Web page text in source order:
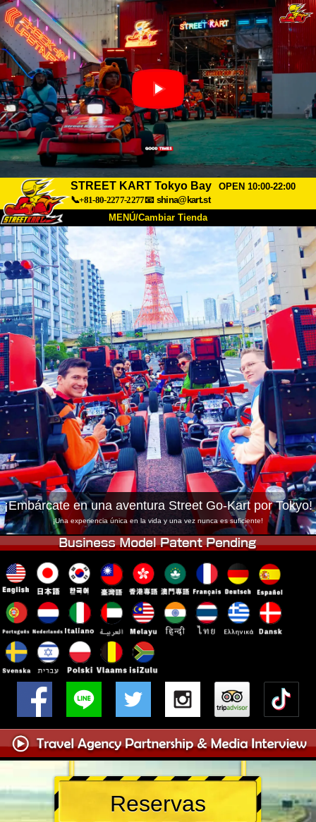
STREET KART Tokyo Bay
OPEN 10:00-22:00
📞+81-80-2277-2277📧 shina@kart.st
MENÚ/Cambiar Tienda
INICIO
Acerca de Especificaciones Precios
Acceso Testimonios Preguntas Frecuentes
Empresa Reservas
Cambiar Tienda
Tokyo Shinagawa Tokyo Akihabara#1
Tokyo Akihabara#2 Tokyo Shibuya
Tokyo Shibuya Annex Tokyo Bay
Tokyo Asakusa Osaka
Okinawa
¡Embárcate en una aventura Street Go-Kart por Tokyo!
¡Una experiencia única en la vida y una vez nunca es suficiente!
Reservas